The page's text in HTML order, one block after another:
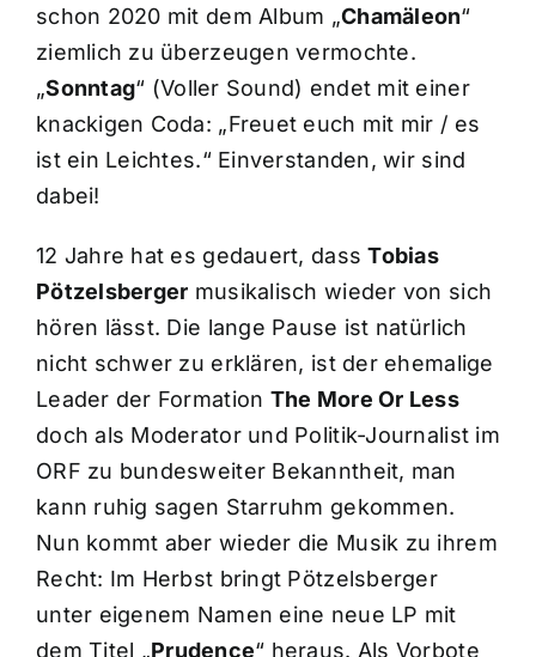
schon 2020 mit dem Album „Chamäleon“
ziemlich zu überzeugen vermochte.
„Sonntag“ (Voller Sound) endet mit einer
knackigen Coda: „Freuet euch mit mir / es
ist ein Leichtes.“ Einverstanden, wir sind
dabei!
12 Jahre hat es gedauert, dassTobias
Pötzelsberger musikalisch wieder von sich
hören lässt. Die lange Pause ist natürlich
nicht schwer zu erklären, ist der ehemalige
Leader der Formation The More Or Less
doch als Moderator und Politik-Journalist im
ORF zu bundesweiter Bekanntheit, man
kann ruhig sagen Starruhm gekommen.
Nun kommt aber wieder die Musik zu ihrem
Recht: Im Herbst bringt Pötzelsberger
unter eigenem Namen eine neue LP mit
dem Titel „Prudence“ heraus. Als Vorbote